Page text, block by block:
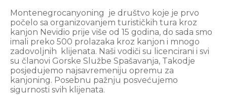
Montenegrocanyoning je društvo koje je prvo
počelo sa organizovanjem turističkih tura kroz
kanjon Nevidio prije više od 15 godina, do sada smo
imali preko 500 prolazaka kroz kanjon i mnogo
zadovoljnih klijenata. Naši vodiči su licencirani i svi
su članovi Gorske Službe Spašavanja, Takodje
posjedujemo najsavremeniju opremu za
kanjoning. Posebnu pažnju posvećujemo
sigurnosti svih klijenata.